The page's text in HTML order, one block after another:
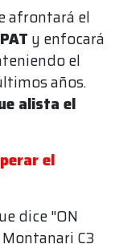
afrontará el
y enfocará
el
años.
alista el
el